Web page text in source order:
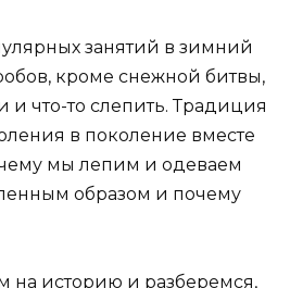
занятий в зимний
кроме снежной битвы,
и что-то слепить. Традиция
в поколение вместе
мы лепим и одеваем
образом и почему
на историю и разберемся,